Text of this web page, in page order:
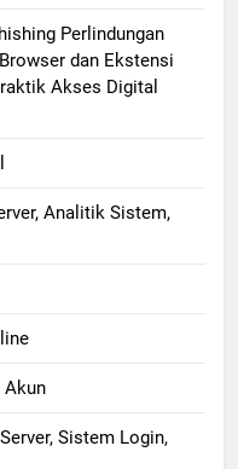
Perlindungan
dan Ekstensi
Akses Digital
Analitik Sistem,
Akun
Sistem Login,